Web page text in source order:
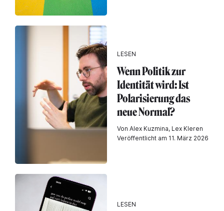
LESEN
Wenn Politik zur
Identität wird: Ist
Polarisierung das
neue Normal?
Von Alex Kuzmina, Lex Kleren
Veröffentlicht am 11. März 2026
LESEN